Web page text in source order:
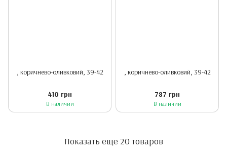
, коричнево-оливковий, 39-42
410 грн
В наличии
, коричнево-оливковий, 39-42
787 грн
В наличии
Показать еще 20 товаров